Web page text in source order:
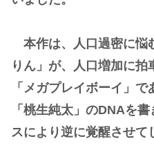
本作は、人口過密に悩
りん」が、人口増加に
「メガプレイボーイ」
「桃生純太」のDNAを
スにより逆に覚醒させて